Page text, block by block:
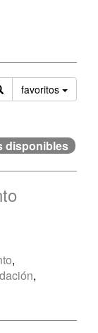
favoritos
disponibles
,
,